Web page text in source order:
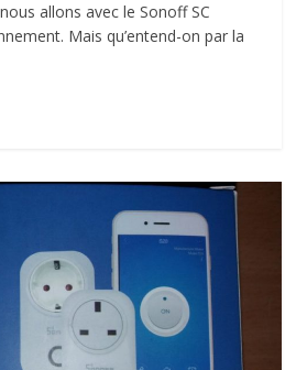
allons avec le Sonoff SC
Mais qu’entend-on par la